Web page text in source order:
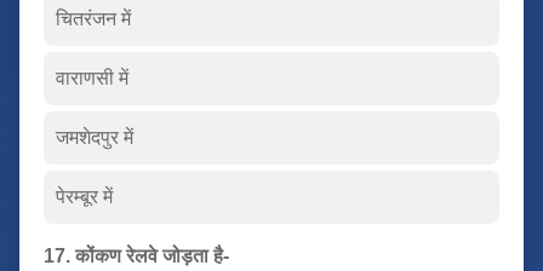
चितरंजन में
वाराणसी में
जमशेदपुर में
पेरम्बूर में
17. कोंकण रेलवे जोड़ता है-